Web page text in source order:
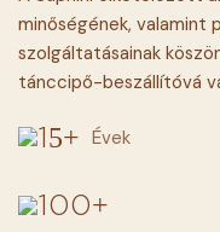
minőségének, valamint
szolgáltatásainak
tánccipő-beszállítóvá
15+ Évek
100+